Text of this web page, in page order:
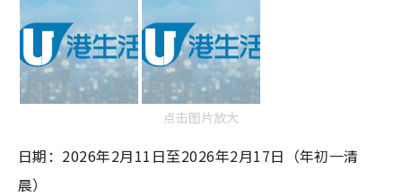
点击图片放大
日期：2026年2月11日至2026年2月17日（年初一清
晨）